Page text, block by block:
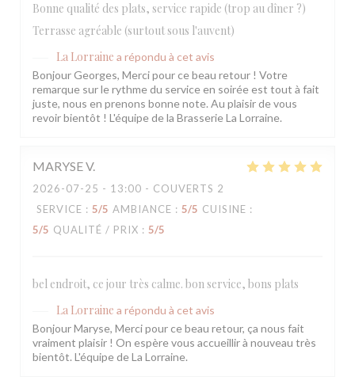
Bonne qualité des plats, service rapide (trop au dîner ?)
Terrasse agréable (surtout sous l'auvent)
La Lorraine a répondu à cet avis
Bonjour Georges, Merci pour ce beau retour ! Votre
remarque sur le rythme du service en soirée est tout à fait
juste, nous en prenons bonne note. Au plaisir de vous
revoir bientôt ! L'équipe de la Brasserie La Lorraine.
MARYSEV
2026-07-25 - 13:00 - COUVERTS 2
SERVICE : 5/5 AMBIANCE : 5/5 CUISINE :
5/5 QUALITÉ / PRIX : 5/5
bel endroit, ce jour très calme. bon service, bons plats
La Lorraine a répondu à cet avis
Bonjour Maryse, Merci pour ce beau retour, ça nous fait
vraiment plaisir ! On espère vous accueillir à nouveau très
bientôt. L'équipe de La Lorraine.